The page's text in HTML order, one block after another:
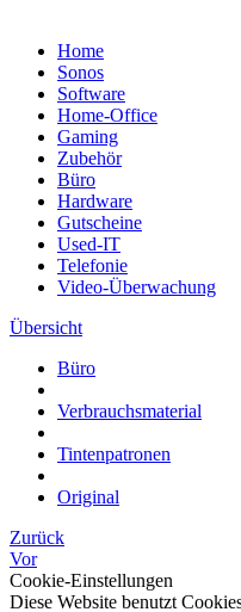
Home
Sonos
Software
Home-Office
Gaming
Zubehör
Büro
Hardware
Gutscheine
Used-IT
Telefonie
Video-Überwachung
Übersicht
Büro
Verbrauchsmaterial
Tintenpatronen
Original
Zurück
Vor
Cookie-Einstellungen
Diese Website benutzt